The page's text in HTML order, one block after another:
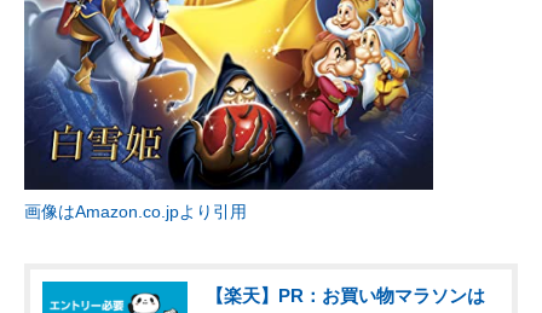
画像はAmazon.co.jpより引用
【楽天】PR：お買い物マラソンは